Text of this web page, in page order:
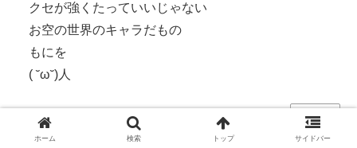
クセが強くたっていいじゃない
お空の世界のキャラだもの
もにを
( ˘ω˘)人
返信
ホーム 検索 トップ サイドバー